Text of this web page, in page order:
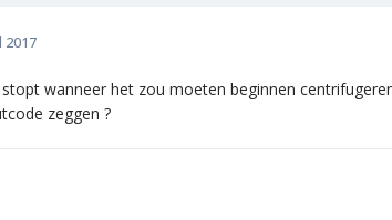
2017
wanneer het zou moeten beginnen
zeggen ?